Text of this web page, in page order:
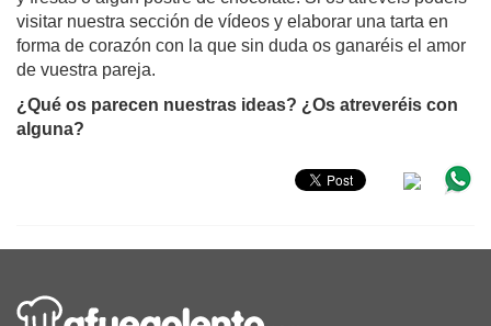
visitar nuestra sección de vídeos y elaborar una tarta en
forma de corazón con la que sin duda os ganaréis el amor
de vuestra pareja.
¿Qué os parecen nuestras ideas? ¿Os atreveréis con
alguna?